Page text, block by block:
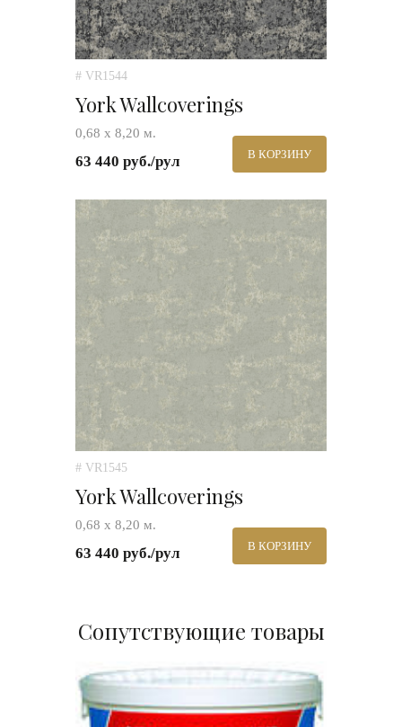
# VR1544
York Wallcoverings
0,68 х 8,20 м.
63 440 руб./рул В КОРЗИНУ
# VR1545
York Wallcoverings
0,68 х 8,20 м.
63 440 руб./рул В КОРЗИНУ
Сопутствующие товары